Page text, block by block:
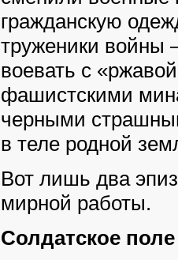
гражданскую
труженики войны
воевать с
фашистскими
черными
в теле родной
Вот лишь два
мирной работы.
Солдатское поле